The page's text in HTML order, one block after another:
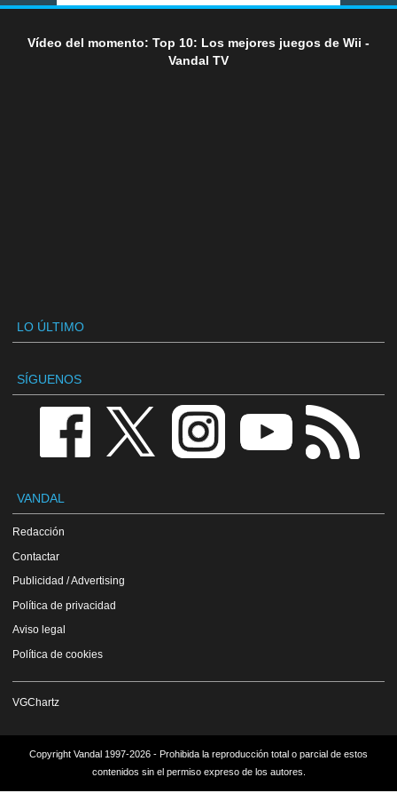
Vídeo del momento: Top 10: Los mejores juegos de Wii -
Vandal TV
LO ÚLTIMO
SÍGUENOS
VANDAL
Redacción
Contactar
Publicidad / Advertising
Política de privacidad
Aviso legal
Política de cookies
VGChartz
Copyright Vandal 1997-2026 - Prohibida la reproducción total o parcial de estos
contenidos sin el permiso expreso de los autores.